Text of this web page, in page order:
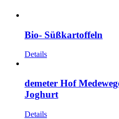
Bio- Süßkartoffeln
Details
demeter Hof
Joghurt
Details